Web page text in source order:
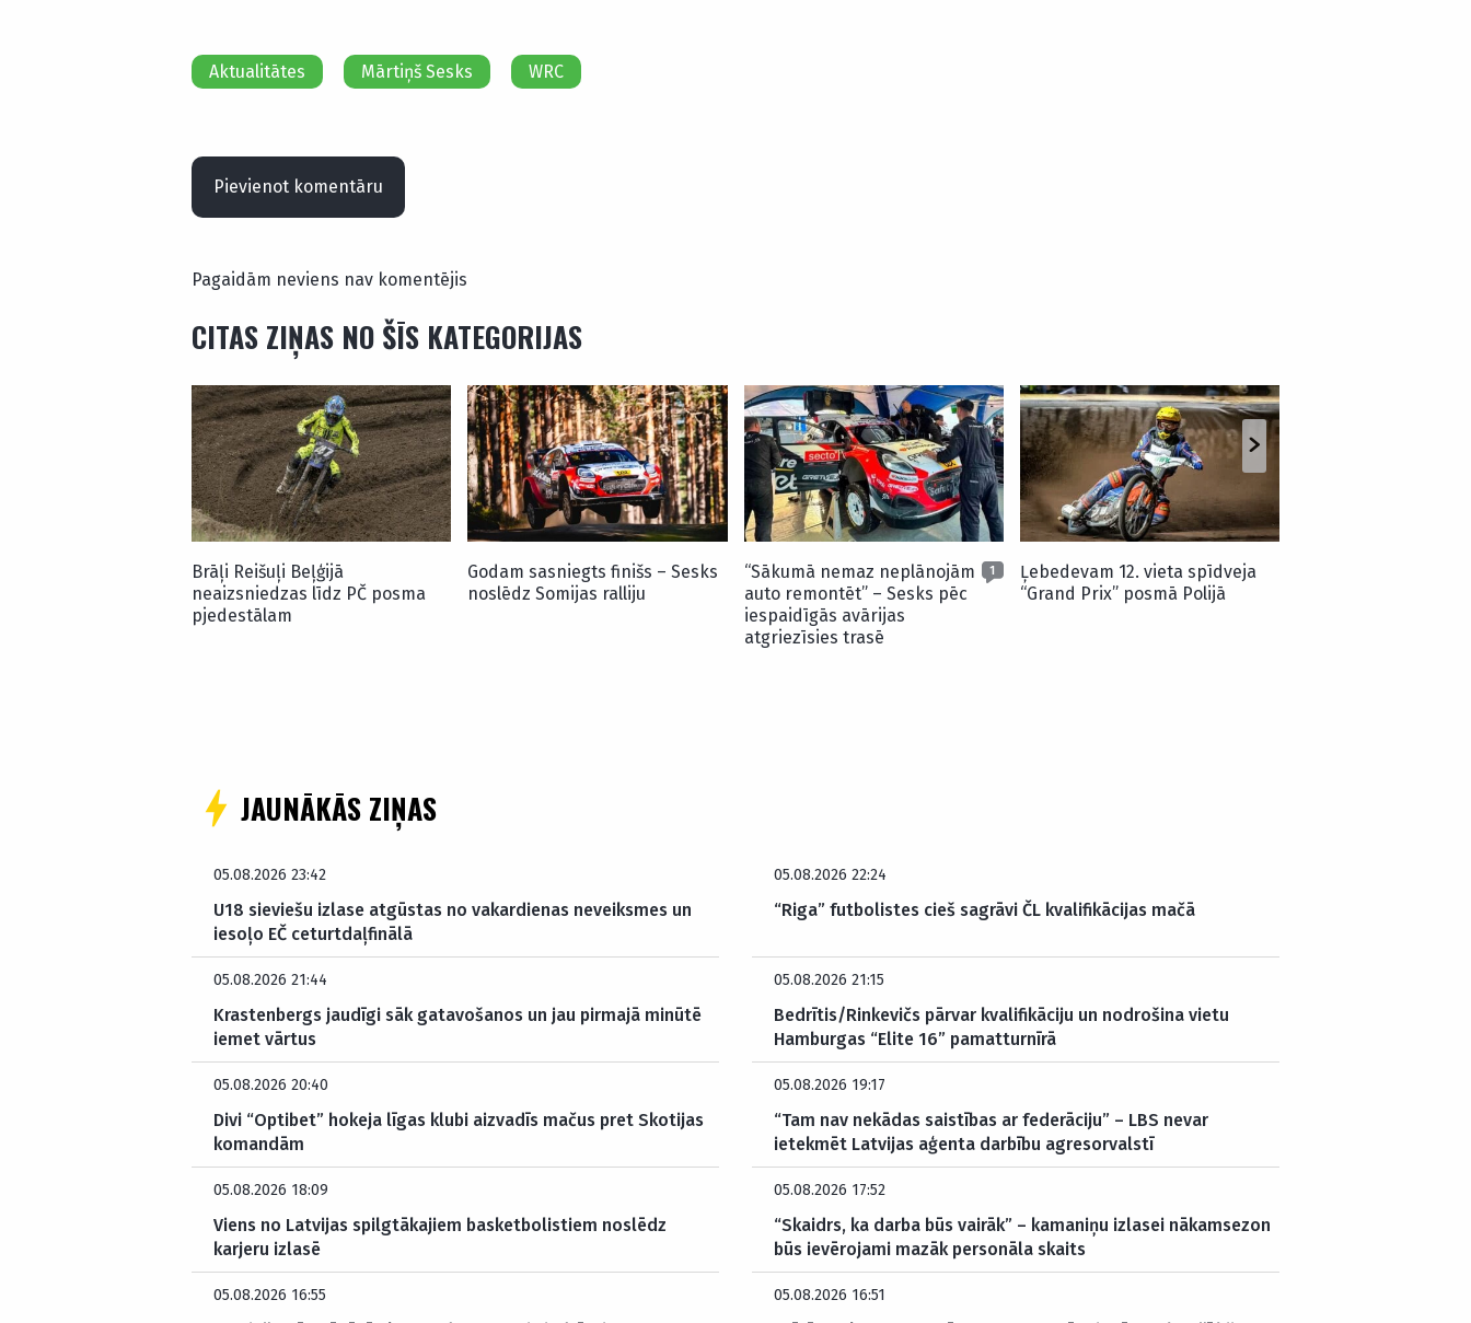
Aktualitātes Mārtiņš Sesks WRC
Pievienot komentāru
Pagaidām neviens nav komentējis
CITAS ZIŅAS NO ŠĪS KATEGORIJAS
Brāļi Reišuļi Beļģijā
neaizsniedzas līdz PČ posma
pjedestālam
Godam sasniegts finišs – Sesks
noslēdz Somijas ralliju
“Sākumā nemaz neplānojām
auto remontēt” – Sesks pēc
iespaidīgās avārijas
atgriezīsies trasē
1
Ļebedevam 12. vieta spīdveja
“Grand Prix” posmā Polijā
JAUNĀKĀS ZIŅAS
05.08.2026 23:42
U18 sieviešu izlase atgūstas no vakardienas neveiksmes un
iesoļo EČ ceturtdaļfinālā
05.08.2026 22:24
“Riga” futbolistes cieš sagrāvi ČL kvalifikācijas mačā
05.08.2026 21:44
Krastenbergs jaudīgi sāk gatavošanos un jau pirmajā minūtē
iemet vārtus
05.08.2026 21:15
Bedrītis/Rinkevičs pārvar kvalifikāciju un nodrošina vietu
Hamburgas “Elite 16” pamatturnīrā
05.08.2026 20:40
Divi “Optibet” hokeja līgas klubi aizvadīs mačus pret Skotijas
komandām
05.08.2026 19:17
“Tam nav nekādas saistības ar federāciju” – LBS nevar
ietekmēt Latvijas aģenta darbību agresorvalstī
05.08.2026 18:09
Viens no Latvijas spilgtākajiem basketbolistiem noslēdz
karjeru izlasē
05.08.2026 17:52
“Skaidrs, ka darba būs vairāk” – kamaniņu izlasei nākamsezon
būs ievērojami mazāk personāla skaits
05.08.2026 16:55 05.08.2026 16:51